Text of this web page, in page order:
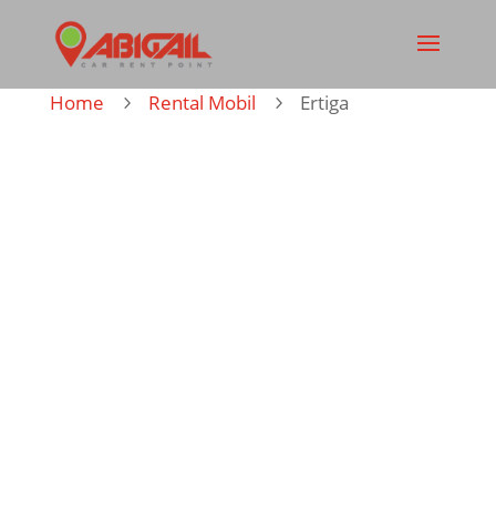
Home 5 Rental Mobil 5 Ertiga